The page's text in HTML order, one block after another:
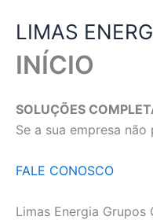
conteúdo
LIMAS
INÍCIO
SOLUÇÕES
Se a sua empresa
FALE CONOSCO
Limas Energia Grupos